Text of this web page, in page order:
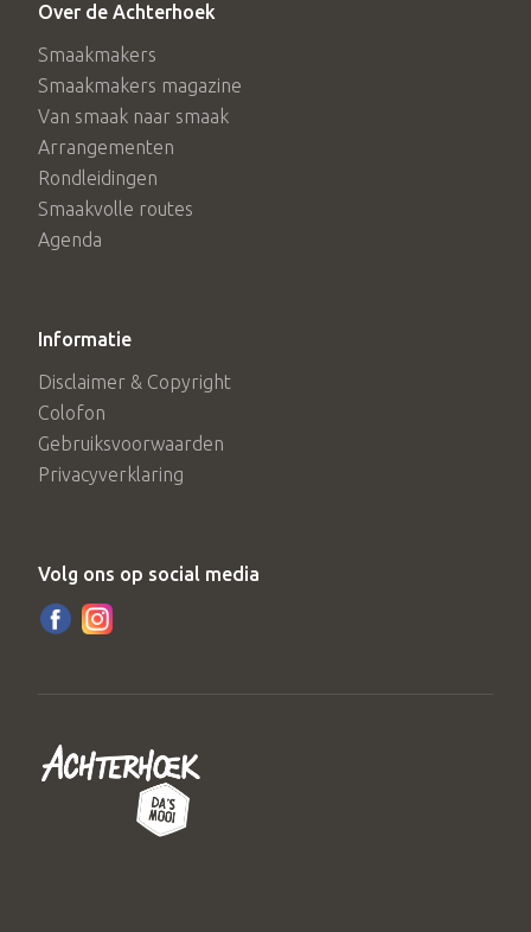
Over de Achterhoek
Smaakmakers
Smaakmakers magazine
Van smaak naar smaak
Arrangementen
Rondleidingen
Smaakvolle routes
Agenda
Informatie
Disclaimer & Copyright
Colofon
Gebruiksvoorwaarden
Privacyverklaring
Volg ons op social media